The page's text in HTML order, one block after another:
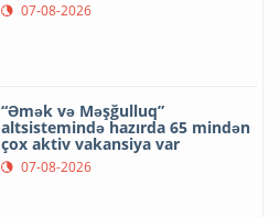
07-08-2026
“Əmək və Məşğulluq”
altsistemində hazırda 65 mindən
çox aktiv vakansiya var
07-08-2026